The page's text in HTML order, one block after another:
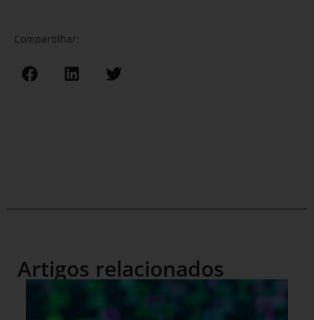
Compartilhar:
Artigos relacionados